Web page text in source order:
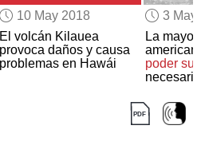
10 May 2018
El volcán Kilauea
provoca daños y causa
problemas en Hawái
3 May
La
poder